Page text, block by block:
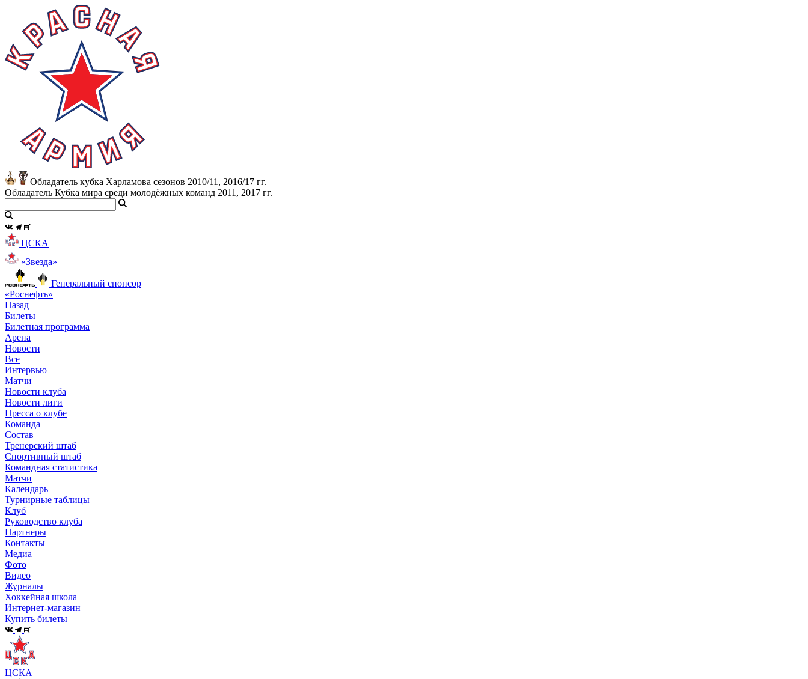
Обладатель кубка Харламова сезонов 2010/11, 2016/17 гг.
Обладатель Кубка мира среди молодёжных команд 2011, 2017 гг.
ЦСКА
«Звезда»
Генеральный спонсор
«Роснефть»
Назад
Билеты
Билетная программа
Арена
Новости
Все
Интервью
Матчи
Новости клуба
Новости лиги
Пресса о клубе
Команда
Состав
Тренерский штаб
Спортивный штаб
Командная статистика
Матчи
Календарь
Турнирные таблицы
Клуб
Руководство клуба
Партнеры
Контакты
Медиа
Фото
Видео
Журналы
Хоккейная школа
Интернет-магазин
Купить билеты
ЦСКА